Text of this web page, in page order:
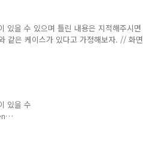
는 아니다. 단순히 다음과 같은 select 문
있을 수 있으며 틀린 내용은 지적해주시면
같은 케이스가 있다고 가정해보자. // 화면
World') Hello World가 표시되는 것을
. 부분이 비동기 처리가 된 경우(여기서는
있을 수
현하기
Driven